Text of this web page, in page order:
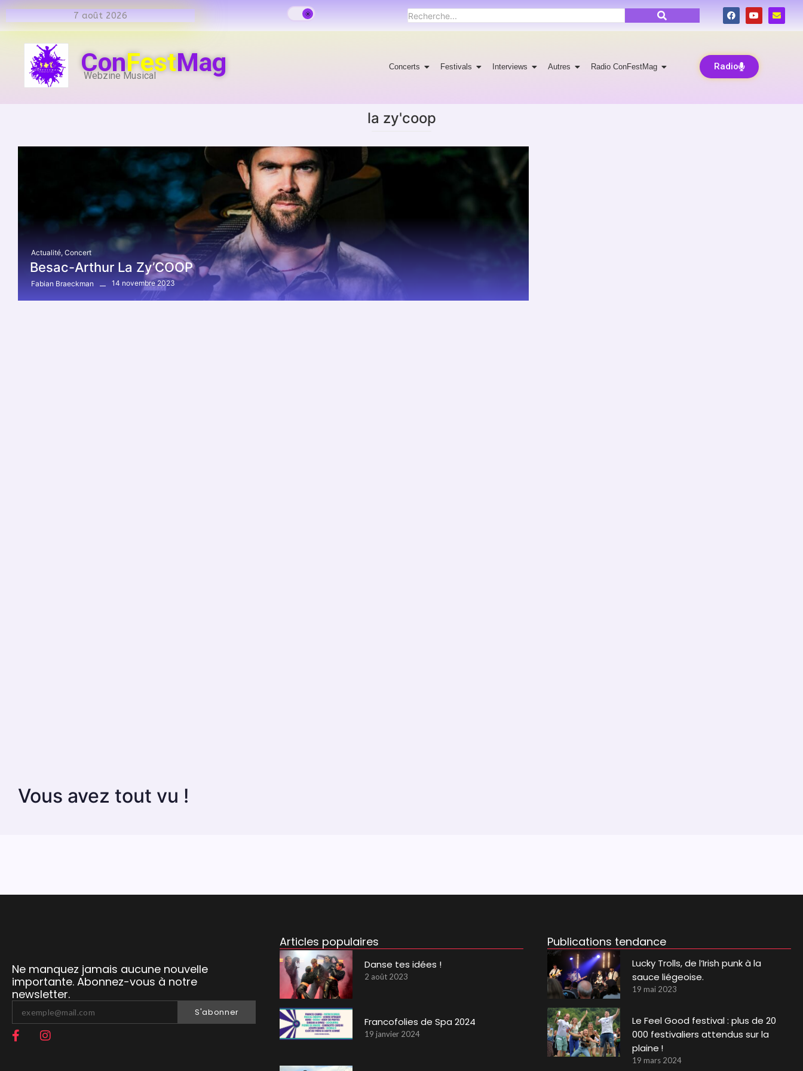
7 août 2026
ConFestMag
Webzine Musical
Concerts Festivals Interviews Autres Radio ConFestMag Radio
la zy'coop
Actualité, Concert
Besac-Arthur La Zy’COOP
Fabian Braeckman 14 novembre 2023
Vous avez tout vu !
Ne manquez jamais aucune nouvelle
importante. Abonnez-vous à notre
newsletter.
S'abonner
Articles populaires
Danse tes idées !
2 août 2023
Francofolies de Spa 2024
19 janvier 2024
Publications tendance
Lucky Trolls, de l’Irish punk à la
sauce liégeoise.
19 mai 2023
Le Feel Good festival : plus de 20
000 festivaliers attendus sur la
plaine !
19 mars 2024